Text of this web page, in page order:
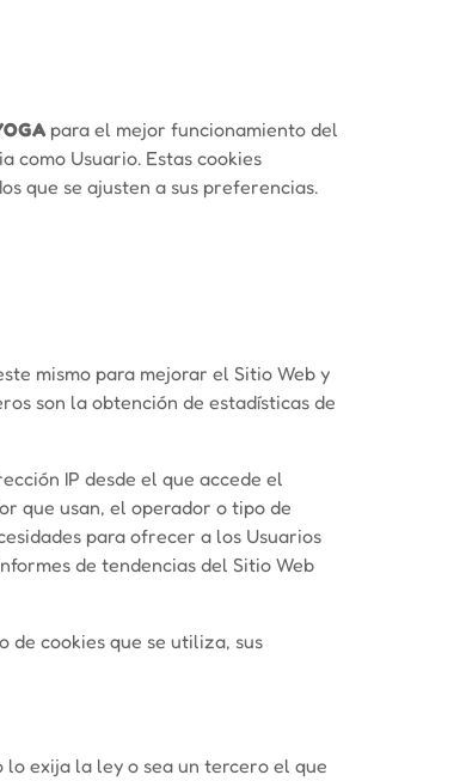
para el mejor funcionamiento del
como Usuario. Estas cookies
que se ajusten a sus preferencias.
mismo para mejorar el Sitio Web y
son la obtención de estadísticas de
IP desde el que accede el
que usan, el operador o tipo de
para ofrecer a los Usuarios
de tendencias del Sitio Web
de cookies que se utiliza, sus
exija la ley o sea un tercero el que